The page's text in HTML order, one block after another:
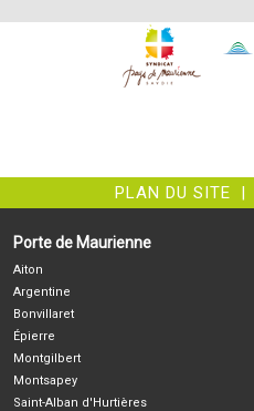
PLAN DU SITE |
Porte de Maurienne
Aiton
Argentine
Bonvillaret
Épierre
Montgilbert
Montsapey
Saint-Alban d'Hurtières